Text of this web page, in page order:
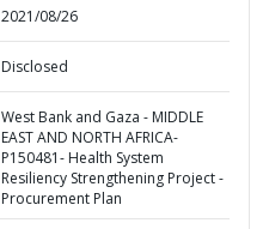
2021/08/26
Disclosed
West Bank and Gaza - MIDDLE
EAST AND NORTH AFRICA-
P150481- Health System
Resiliency Strengthening Project -
Procurement Plan